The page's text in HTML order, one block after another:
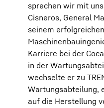
sprechen wir mit
Cisneros, General
seinem
Karriere bei der
in der
wechselte er zu
Wartungsabteilung,
auf die Herstellung